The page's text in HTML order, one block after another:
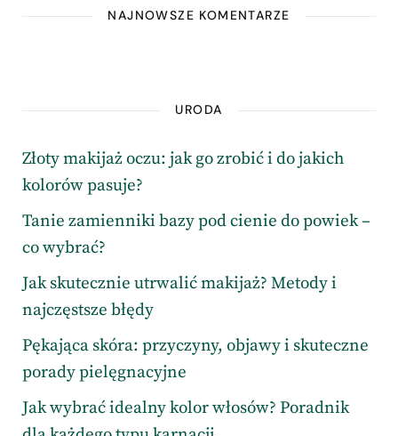
NAJNOWSZE KOMENTARZE
URODA
Złoty makijaż oczu: jak go zrobić i do jakich
kolorów pasuje?
Tanie zamienniki bazy pod cienie do powiek –
co wybrać?
Jak skutecznie utrwalić makijaż? Metody i
najczęstsze błędy
Pękająca skóra: przyczyny, objawy i skuteczne
porady pielęgnacyjne
Jak wybrać idealny kolor włosów? Poradnik